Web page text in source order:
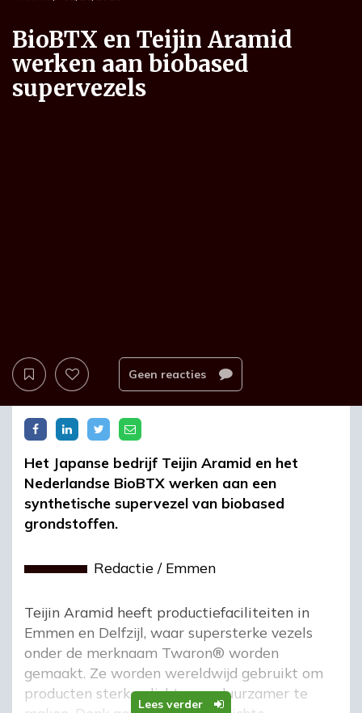
BioBTX en Teijin Aramid
werken aan biobased
supervezels
Geen reacties
Lees verder
Het Japanse bedrijf Teijin Aramid en het
Nederlandse BioBTX werken aan een
synthetische supervezel van biobased
grondstoffen.
Redactie / Emmen
Teijin Aramid heeft productiefaciliteiten in
Emmen en Delfzijl, waar supersterke vezels
onder de merknaam Twaron® worden
gemaakt. Ze worden wereldwijd gebruikt om
producten sterker, lichter en duurzamer te